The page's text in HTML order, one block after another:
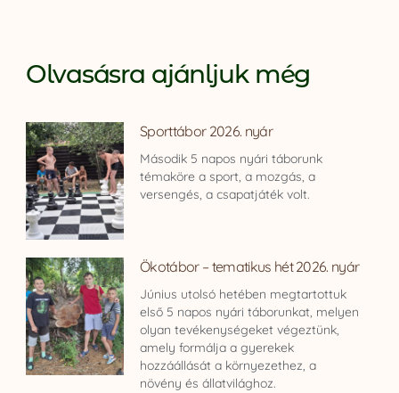
Olvasásra ajánljuk még
Sporttábor 2026. nyár
Második 5 napos nyári táborunk
témaköre a sport, a mozgás, a
versengés, a csapatjáték volt.
Ökotábor – tematikus hét 2026. nyár
Június utolsó hetében megtartottuk
első 5 napos nyári táborunkat, melyen
olyan tevékenységeket végeztünk,
amely formálja a gyerekek
hozzáállását a környezethez, a
növény és állatvilághoz.